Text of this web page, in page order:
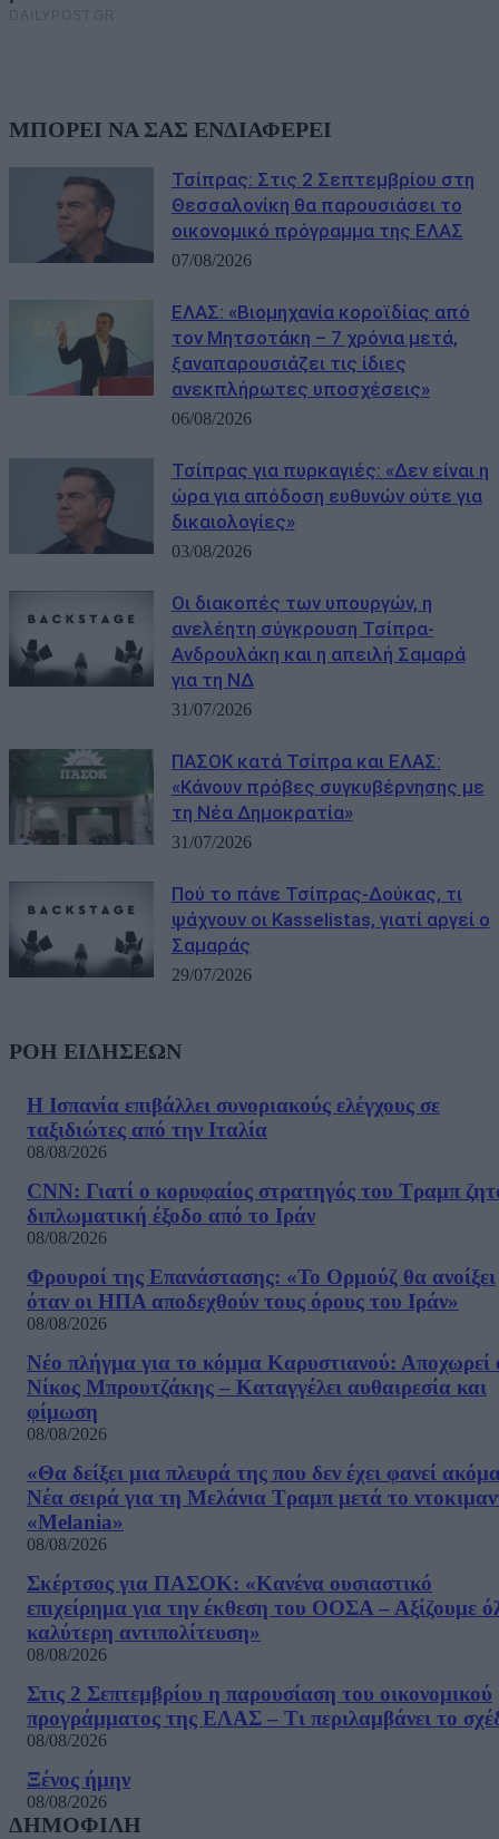
ΜΠΟΡΕΙ ΝΑ ΣΑΣ ΕΝΔΙΑΦΕΡΕΙ
Τσίπρας: Στις 2 Σεπτεμβρίου στη
Θεσσαλονίκη θα παρουσιάσει το
οικονομικό πρόγραμμα της ΕΛΑΣ
07/08/2026
ΕΛΑΣ: «Βιομηχανία κοροϊδίας από
τον Μητσοτάκη – 7 χρόνια μετά,
ξαναπαρουσιάζει τις ίδιες
ανεκπλήρωτες υποσχέσεις»
06/08/2026
Τσίπρας για πυρκαγιές: «Δεν είναι η
ώρα για απόδοση ευθυνών ούτε για
δικαιολογίες»
03/08/2026
Οι διακοπές των υπουργών, η
ανελέητη σύγκρουση Τσίπρα-
Ανδρουλάκη και η απειλή Σαμαρά
για τη ΝΔ
31/07/2026
ΠΑΣΟΚ κατά Τσίπρα και ΕΛΑΣ:
«Κάνουν πρόβες συγκυβέρνησης με
τη Νέα Δημοκρατία»
31/07/2026
Πού το πάνε Τσίπρας-Δούκας, τι
ψάχνουν οι Kasselistas, γιατί αργεί ο
Σαμαράς
29/07/2026
ΡΟΗ ΕΙΔΗΣΕΩΝ
Η Ισπανία επιβάλλει συνοριακούς ελέγχους σε
ταξιδιώτες από την Ιταλία
08/08/2026
CNN: Γιατί ο κορυφαίος στρατηγός του Τραμπ
διπλωματική έξοδο από το Ιράν
08/08/2026
Φρουροί της Επανάστασης: «Το Ορμούζ θα ανοίξει
όταν οι ΗΠΑ αποδεχθούν τους όρους του Ιράν»
08/08/2026
Νέο πλήγμα για το κόμμα Καρυστιανού: Αποχωρεί
Νίκος Μπρουτζάκης – Καταγγέλει αυθαιρεσία και
φίμωση
08/08/2026
«Θα δείξει μια πλευρά της που δεν έχει φανεί
Νέα σειρά για τη Μελάνια Τραμπ μετά το
«Melania»
08/08/2026
Σκέρτσος για ΠΑΣΟΚ: «Κανένα ουσιαστικό
επιχείρημα για την έκθεση του ΟΟΣΑ – Αξίζουμε
καλύτερη αντιπολίτευση»
08/08/2026
Στις 2 Σεπτεμβρίου η παρουσίαση του οικονομικού
προγράμματος της ΕΛΑΣ – Τι περιλαμβάνει το
08/08/2026
Ξένος ήμην
08/08/2026
ΔΗΜΟΦΙΛΗ